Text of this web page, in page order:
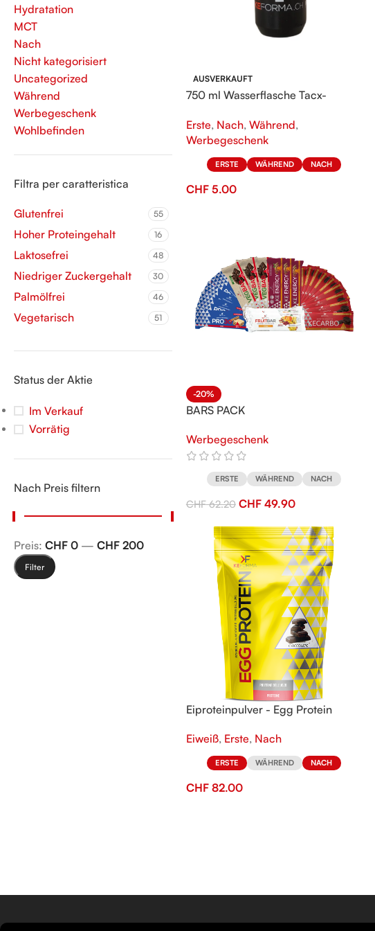
Hydratation
MCT
Nach
Nicht kategorisiert
Uncategorized
Während
Werbegeschenk
Wohlbefinden
Filtra per caratteristica
Glutenfrei 55
Hoher Proteingehalt 16
Laktosefrei 48
Niedriger Zuckergehalt 30
Palmölfrei 46
Vegetarisch 51
Status der Aktie
Im Verkauf
Vorrätig
Nach Preis filtern
Filter
Preis: CHF 0 — CHF 200
AUSVERKAUFT
750 ml Wasserflasche Tacx-
Erste, Nach, Während,
Werbegeschenk
ERSTE WÄHREND NACH
CHF5.00
-20%
BARS PACK
Werbegeschenk
ERSTE WÄHREND NACH
CHF62.20 CHF49.90
Eiproteinpulver - Egg Protein
Eiweiß, Erste, Nach
ERSTE WÄHREND NACH
CHF82.00